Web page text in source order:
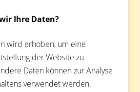
Ihre Daten?
wird erhoben, um eine
der Website zu
Daten können zur Analyse
verwendet werden.